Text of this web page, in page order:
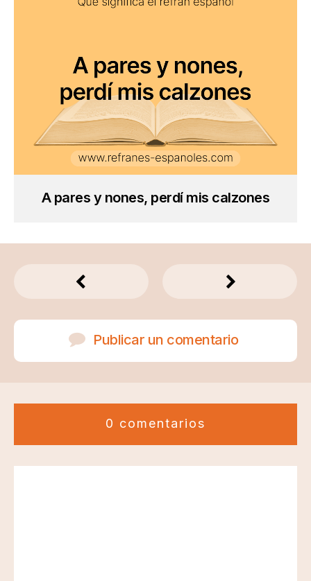
A pares y nones, perdí mis calzones
Publicar un comentario
0 comentarios